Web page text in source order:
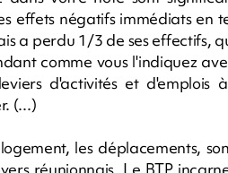
effets négatifs immédiats en
a perdu 1/3 de ses effectifs,
comme vous l'indiquez
d'activités et d'emplois
(...)
les déplacements,
réunionnais. Le BTP